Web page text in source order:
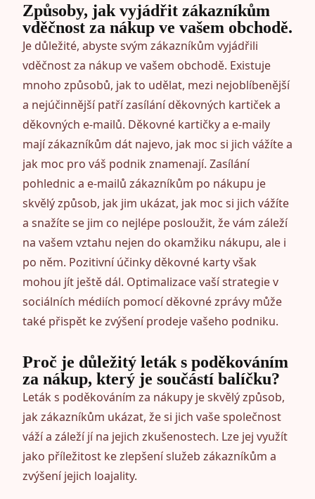
Způsoby, jak vyjádřit zákazníkům
vděčnost za nákup ve vašem obchodě.
Je důležité, abyste svým zákazníkům vyjádřili
vděčnost za nákup ve vašem obchodě. Existuje
mnoho způsobů, jak to udělat, mezi nejoblíbenější
a nejúčinnější patří zasílání děkovných kartiček a
děkovných e-mailů. Děkovné kartičky a e-maily
mají zákazníkům dát najevo, jak moc si jich vážíte a
jak moc pro váš podnik znamenají. Zasílání
pohlednic a e-mailů zákazníkům po nákupu je
skvělý způsob, jak jim ukázat, jak moc si jich vážíte
a snažíte se jim co nejlépe posloužit, že vám záleží
na vašem vztahu nejen do okamžiku nákupu, ale i
po něm. Pozitivní účinky děkovné karty však
mohou jít ještě dál. Optimalizace vaší strategie v
sociálních médiích pomocí děkovné zprávy může
také přispět ke zvýšení prodeje vašeho podniku.
Proč je důležitý leták s poděkováním
za nákup, který je součástí balíčku?
Leták s poděkováním za nákupy je skvělý způsob,
jak zákazníkům ukázat, že si jich vaše společnost
váží a záleží jí na jejich zkušenostech. Lze jej využít
jako příležitost ke zlepšení služeb zákazníkům a
zvýšení jejich loajality.